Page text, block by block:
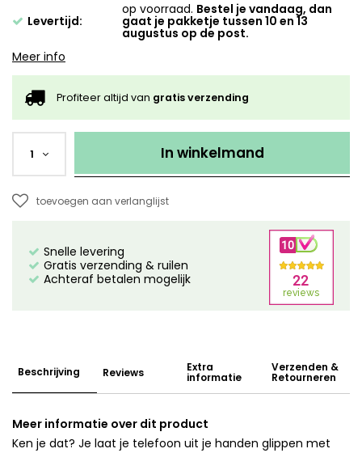
Levertijd:
op voorraad. Bestel je vandaag, dan
gaat je pakketje tussen 10 en 13
augustus op de post.
Meer info
Profiteer altijd van gratis verzending
1 In winkelmand
toevoegen aan verlanglijst
Snelle levering
Gratis verzending & ruilen
Achteraf betalen mogelijk
Beschrijving Reviews Extra
informatie
Verzenden &
Retourneren
Meer informatie over dit product
Ken je dat? Je laat je telefoon uit je handen glippen met